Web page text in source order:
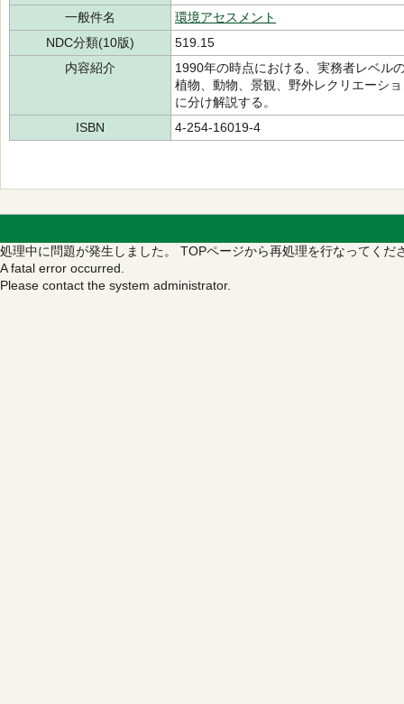
一般件名
環境アセスメント
NDC分類(10版)
519.15
内容紹介
1990年の時点における、実務者レベル
植物、動物、景観、野外レクリエーシ
に分け解説する。
ISBN
4-254-16019-4
処理中に問題が発生しました。 TOPページから再処理を行なってくだ
A fatal error occurred.
Please contact the system administrator.